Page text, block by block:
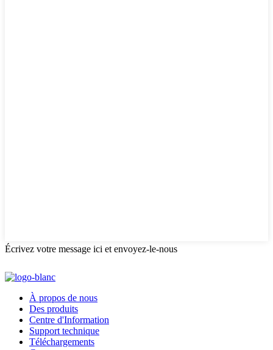
Écrivez votre message ici et envoyez-le-nous
À propos de nous
Des produits
Centre d'Information
Support technique
Téléchargements